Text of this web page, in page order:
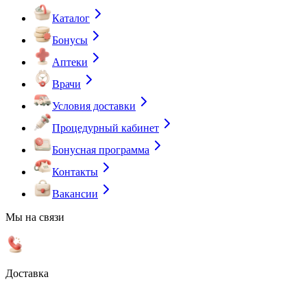
Каталог
Бонусы
Аптеки
Врачи
Условия доставки
Процедурный кабинет
Бонусная программа
Контакты
Вакансии
Мы на связи
Доставка